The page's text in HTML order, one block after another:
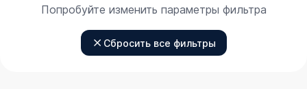
Попробуйте изменить параметры фильтра
Сбросить все фильтры